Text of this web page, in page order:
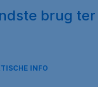
brug ter
INFO